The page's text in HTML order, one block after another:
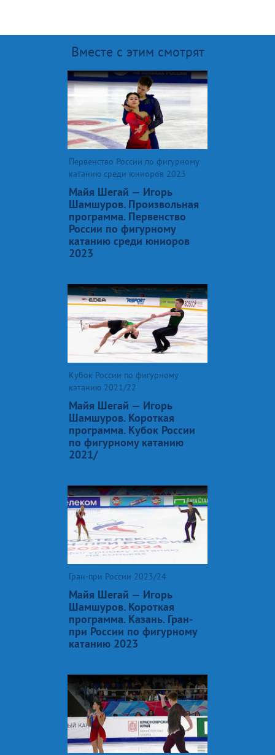
Вместе с этим смотрят
Первенство России по фигурному
катанию среди юниоров 2023
Майя Шегай — Игорь
Шамшуров. Произвольная
программа. Первенство
России по фигурному
катанию среди юниоров
2023
Кубок России по фигурному
катанию 2021/22
Майя Шегай — Игорь
Шамшуров. Короткая
программа. Кубок России
по фигурному катанию
2021/
Гран-при России 2023/24
Майя Шегай — Игорь
Шамшуров. Короткая
программа. Казань. Гран-
при России по фигурному
катанию 2023